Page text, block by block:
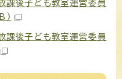
課後子ども教室運営委員
課後子ども教室運営委員